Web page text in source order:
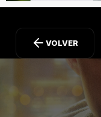
VOLVER